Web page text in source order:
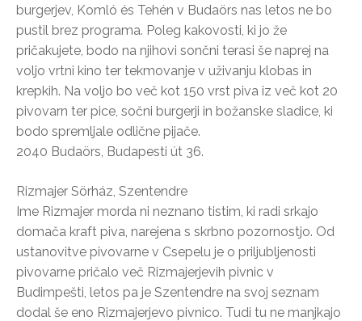
burgerjev, Komló és Tehén v Budaörs nas letos ne bo
pustil brez programa. Poleg kakovosti, ki jo že
pričakujete, bodo na njihovi sončni terasi še naprej na
voljo vrtni kino ter tekmovanje v uživanju klobas in
krepkih. Na voljo bo več kot 150 vrst piva iz več kot 20
pivovarn ter pice, sočni burgerji in božanske sladice, ki
bodo spremljale odlične pijače.
2040 Budaörs, Budapesti út 36.
Rizmajer Sörház, Szentendre
Ime Rizmajer morda ni neznano tistim, ki radi srkajo
domača kraft piva, narejena s skrbno pozornostjo. Od
ustanovitve pivovarne v Csepelu je o priljubljenosti
pivovarne pričalo več Rizmajerjevih pivnic v
Budimpešti, letos pa je Szentendre na svoj seznam
dodal še eno Rizmajerjevo pivnico. Tudi tu ne manjkajo